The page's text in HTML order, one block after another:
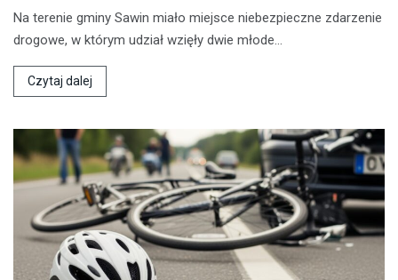
Na terenie gminy Sawin miało miejsce niebezpieczne zdarzenie
drogowe, w którym udział wzięły dwie młode…
Czytaj dalej